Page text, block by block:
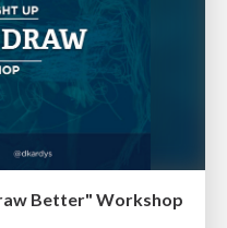
Better" Workshop